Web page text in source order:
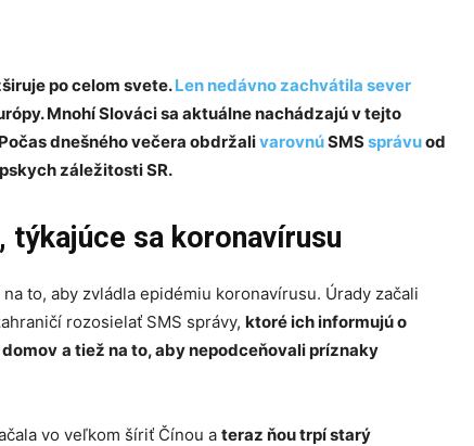
po celom svete.Len nedávno zachvátila sever
Mnohí Slováci sa aktuálne nachádzajú v tejto
dnešného večera obdržalivarovnúSMSsprávuod
záležitosti SR.
týkajúce sa koronavírusu
to, aby zvládla epidémiu koronavírusu. Úrady začali
rozosielať SMS správy, ktoré ich informujú o
a tiež na to, aby nepodceňovali príznaky
vo veľkom šíriť Čínou a teraz ňou trpí starý